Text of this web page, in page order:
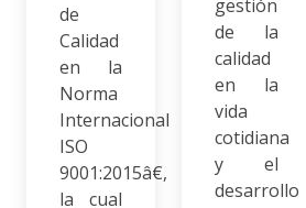
de
Calidad
en la
Norma
Internacional
ISO
9001:2015â€,
la cual
gestión
de la
calidad
en la
vida
cotidiana
y el
desarrollo